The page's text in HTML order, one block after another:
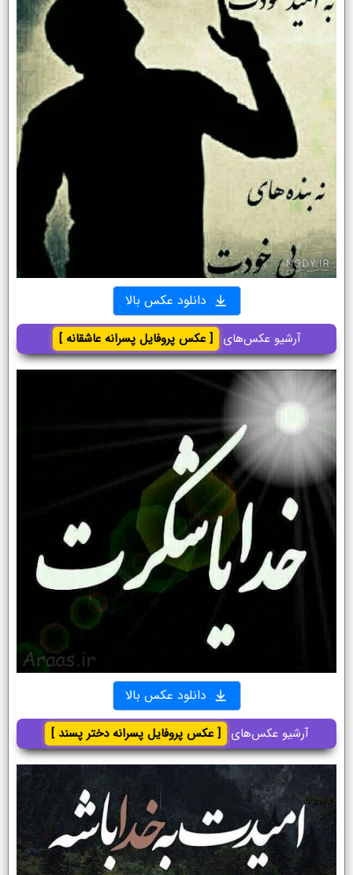
دانلود عکس بالا
آرشیو عکس‌های [ عکس پروفایل پسرانه عاشقانه ]
دانلود عکس بالا
آرشیو عکس‌های [ عکس پروفایل پسرانه دختر پسند ]